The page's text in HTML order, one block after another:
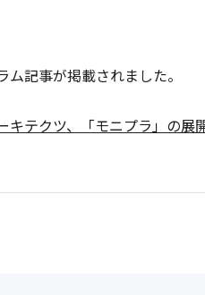
記事が掲載されました。
テクツ、「モニプラ」の展